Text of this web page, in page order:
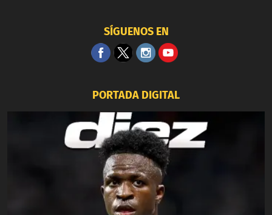
SÍGUENOS EN
PORTADA DIGITAL